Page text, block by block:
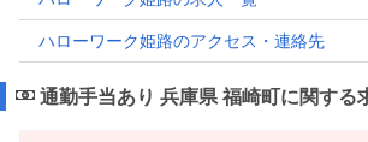
ハローワーク姫路のアクセス・連絡先
通勤手当あり 兵庫県 福崎町に関する